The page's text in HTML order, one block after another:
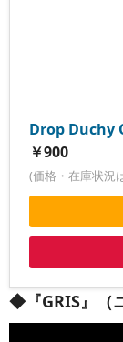
Drop Duchy
￥900
(価格・在庫状況
◆『GRIS』（